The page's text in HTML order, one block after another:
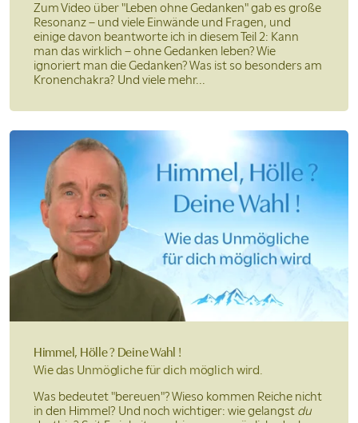
Zum Video über "Leben ohne Gedanken" gab es große
Resonanz – und viele Einwände und Fragen, und
einige davon beantworte ich in diesem Teil 2: Kann
man das wirklich – ohne Gedanken leben? Wie
ignoriert man die Gedanken? Was ist so besonders am
Kronenchakra? Und viele mehr...
Himmel, Hölle ? Deine Wahl !
Wie das Unmöglichefür dich möglich wird.
Was bedeutet "bereuen"? Wieso kommen Reiche nicht
in den Himmel? Und noch wichtiger: wie gelangst du